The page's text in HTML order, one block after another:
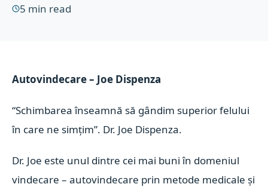
5 min read
Autovindecare – Joe Dispenza
“Schimbarea înseamnă să gândim superior felului
în care ne simțim”. Dr. Joe Dispenza.
Dr. Joe este unul dintre cei mai buni în domeniul
vindecare – autovindecare prin metode medicale și